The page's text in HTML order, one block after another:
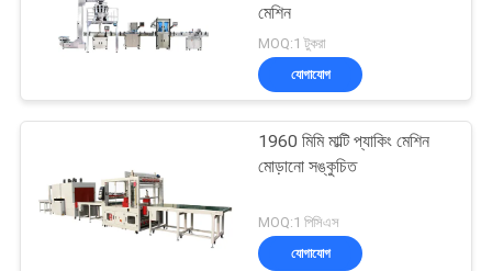
মেশিন
MOQ:1 টুকরা
যোগাযোগ
1960 মিমি মাল্টি প্যাকিং মেশিন
মোড়ানো সঙ্কুচিত
MOQ:1 পিসিএস
যোগাযোগ